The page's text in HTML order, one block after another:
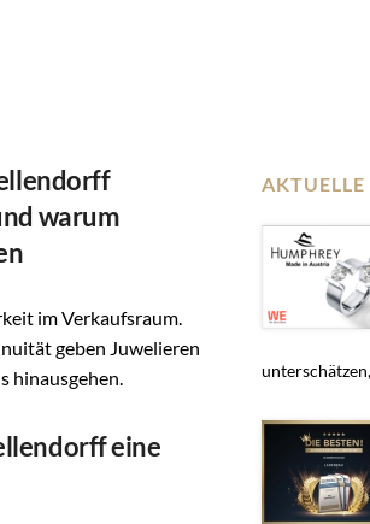
warum
im Verkaufsraum.
geben Juwelieren
hinausgehen.
eine